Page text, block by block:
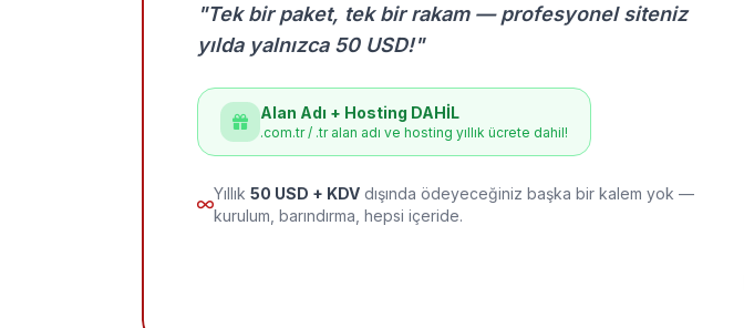
"Tek bir paket, tek bir rakam — profesyonel siteniz
yılda yalnızca 50 USD!"
Alan Adı + Hosting DAHİL
.com.tr / .tr alan adı ve hosting yıllık ücrete dahil!
Yıllık 50 USD + KDV dışında ödeyeceğiniz başka bir kalem yok —
kurulum, barındırma, hepsi içeride.